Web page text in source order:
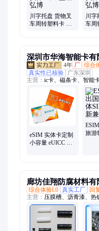
川字托盘 货物叉
车周转塑料卡 塑
川字
车周
深圳市华海智能卡有
4年 厂 综合
真实性已核验
广东深圳
主营： ic卡、磁条卡、智能
eSIM 实体卡定制
小容量 eUICC 卡
旅游
廊坊佳翔防腐材料有
综合体验L0 真实工厂 回
主营： 压膜槽、沥青漆、热
铝合金、聚酯树脂、配件
棚、防腐施工、乙烯基酯
沥青防腐漆、高温乙烯基